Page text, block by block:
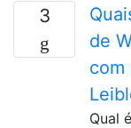
3
de
com
Qual